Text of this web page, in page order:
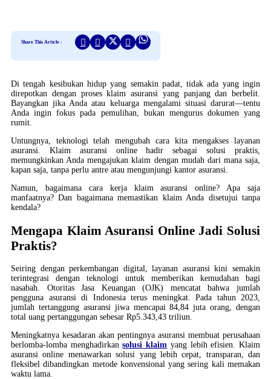
Share This Article :
Di tengah kesibukan hidup yang semakin padat, tidak ada yang ingin
direpotkan dengan proses klaim asuransi yang panjang dan berbelit.
Bayangkan jika Anda atau keluarga mengalami situasi darurat—tentu
Anda ingin fokus pada pemulihan, bukan mengurus dokumen yang
rumit.
Untungnya, teknologi telah mengubah cara kita mengakses layanan
asuransi. Klaim asuransi online hadir sebagai solusi praktis,
memungkinkan Anda mengajukan klaim dengan mudah dari mana saja,
kapan saja, tanpa perlu antre atau mengunjungi kantor asuransi.
Namun, bagaimana cara kerja klaim asuransi online? Apa saja
manfaatnya? Dan bagaimana memastikan klaim Anda disetujui tanpa
kendala?
Mengapa Klaim Asuransi Online Jadi Solusi
Praktis?
Seiring dengan perkembangan digital, layanan asuransi kini semakin
terintegrasi dengan teknologi untuk memberikan kemudahan bagi
nasabah. Otoritas Jasa Keuangan (OJK) mencatat bahwa jumlah
pengguna asuransi di Indonesia terus meningkat. Pada tahun 2023,
jumlah tertanggung asuransi jiwa mencapai 84,84 juta orang, dengan
total uang pertanggungan sebesar Rp5.343,43 triliun.
Meningkatnya kesadaran akan pentingnya asuransi membuat perusahaan
berlomba-lomba menghadirkansolusi klaim yang lebih efisien. Klaim
asuransi online menawarkan solusi yang lebih cepat, transparan, dan
fleksibel dibandingkan metode konvensional yang sering kali memakan
waktu lama.